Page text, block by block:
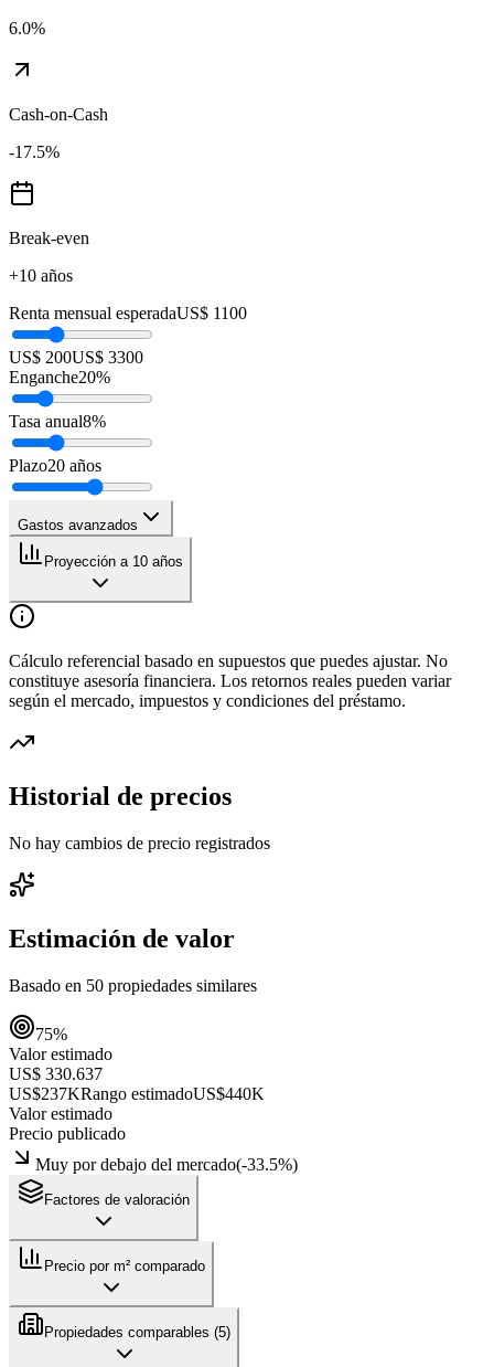
6.0%
Cash-on-Cash
-17.5%
Break-even
+10 años
Renta mensual esperadaUS$ 1100
US$ 200US$ 3300
Enganche20%
Tasa anual8%
Plazo20 años
Gastos avanzados
Proyección a 10 años
Cálculo referencial basado en supuestos que puedes ajustar. No
constituye asesoría financiera. Los retornos reales pueden variar
según el mercado, impuestos y condiciones del préstamo.
Historial de precios
No hay cambios de precio registrados
Estimación de valor
Basado en 50 propiedades similares
75%
Valor estimado
US$ 330.637
US$237KRango estimadoUS$440K
Valor estimado
Precio publicado
Muy por debajo del mercado(-33.5%)
Factores de valoración
Precio por m² comparado
Propiedades comparables (5)